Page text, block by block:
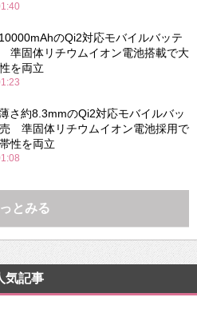
のQi2対応モバイルバッテ
準固体リチウムイオン電池搭載で大
を両立
さ約8.3mmのQi2対応モバイルバッ
準固体リチウムイオン電池採用で
性を両立
とみる
気記事